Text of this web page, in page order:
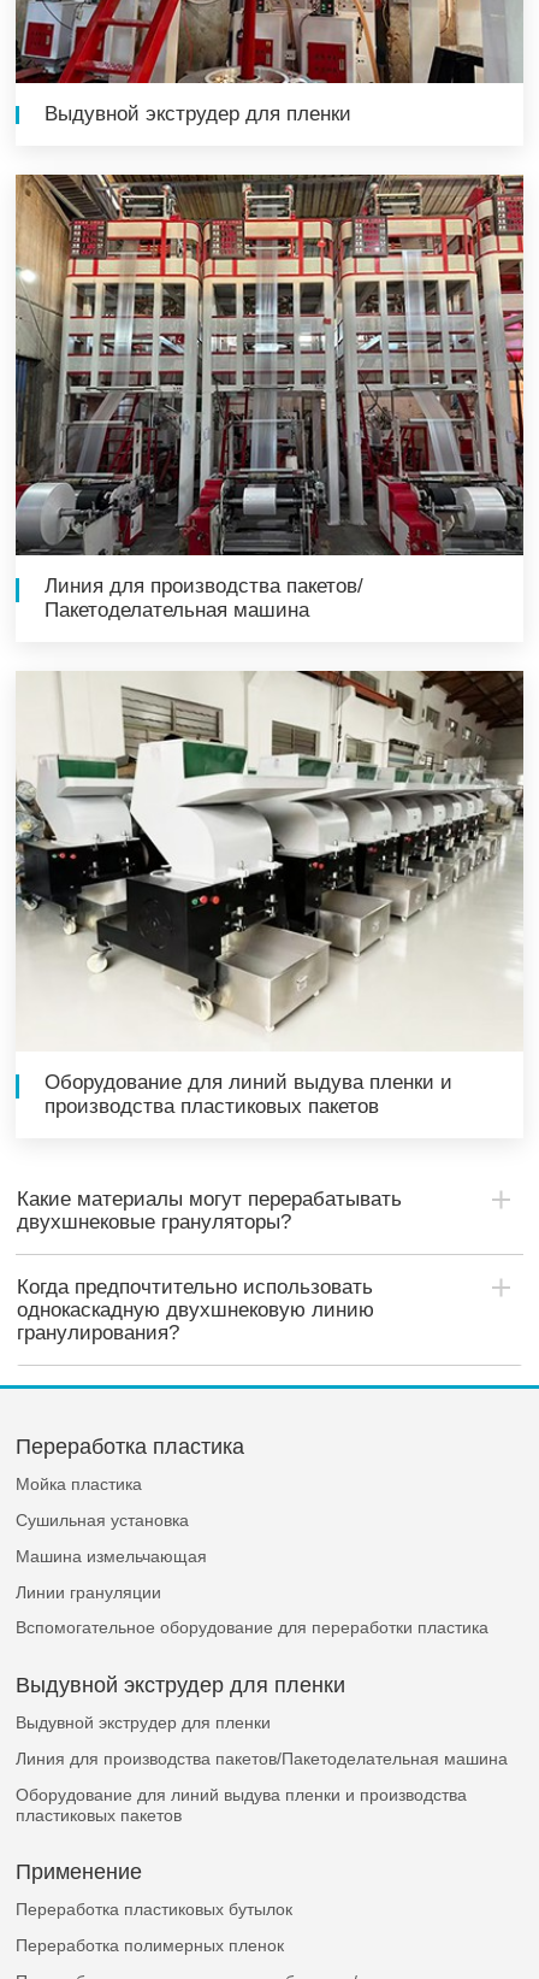
Выдувной экструдер для пленки
Линия для производства пакетов/
Пакетоделательная машина
Оборудование для линий выдува пленки и
производства пластиковых пакетов
Какие материалы могут перерабатывать
двухшнековые грануляторы?
Когда предпочтительно использовать
однокаскадную двухшнековую линию
гранулирования?
Переработка пластика
Мойка пластика
Сушильная установка
Машина измельчающая
Линии грануляции
Вспомогательное оборудование для переработки пластика
Выдувной экструдер для пленки
Выдувной экструдер для пленки
Линия для производства пакетов/Пакетоделательная машина
Оборудование для линий выдува пленки и производства
пластиковых пакетов
Применение
Переработка пластиковых бутылок
Переработка полимерных пленок